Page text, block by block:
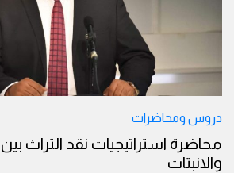
دروس ومحاضرات
محاضرة استراتيجيات نقد التراث
والانبتات